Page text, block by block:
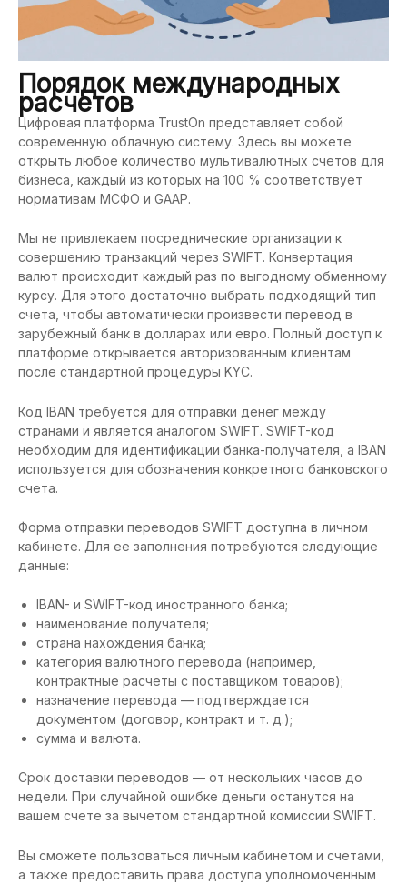
Порядок международных
расчетов
Цифровая платформа TrustOn представляет собой
современную облачную систему. Здесь вы можете
открыть любое количество мультивалютных счетов для
бизнеса, каждый из которых на 100 % соответствует
нормативам МСФО и GAAP.
Мы не привлекаем посреднические организации к
совершению транзакций через SWIFT. Конвертация
валют происходит каждый раз по выгодному обменному
курсу. Для этого достаточно выбрать подходящий тип
счета, чтобы автоматически произвести перевод в
зарубежный банк в долларах или евро. Полный доступ к
платформе открывается авторизованным клиентам
после стандартной процедуры KYC.
Код IBAN требуется для отправки денег между
странами и является аналогом SWIFT. SWIFT-код
необходим для идентификации банка-получателя, а IBAN
используется для обозначения конкретного банковского
счета.
Форма отправки переводов SWIFT доступна в личном
кабинете. Для ее заполнения потребуются следующие
данные:
IBAN- и SWIFT-код иностранного банка;
наименование получателя;
страна нахождения банка;
категория валютного перевода (например,
контрактные расчеты с поставщиком товаров);
назначение перевода — подтверждается
документом (договор, контракт и т. д.);
сумма и валюта.
Срок доставки переводов — от нескольких часов до
недели. При случайной ошибке деньги останутся на
вашем счете за вычетом стандартной комиссии SWIFT.
Вы сможете пользоваться личным кабинетом и счетами,
а также предоставить права доступа уполномоченным